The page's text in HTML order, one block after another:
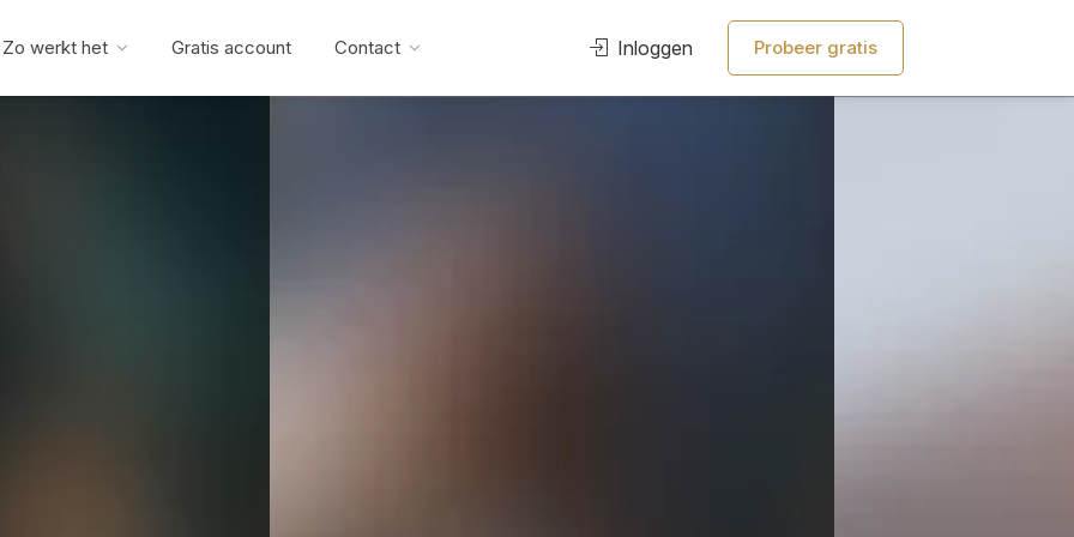
Zo werkt het Gratis account Contact Inloggen Probeer gratis